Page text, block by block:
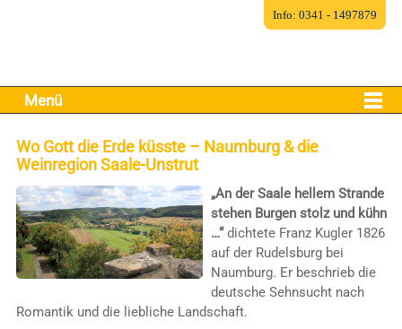
Menü
Wo Gott die Erde küsste – Naumburg & die
Weinregion Saale-Unstrut
„An der Saale hellem Strande
stehen Burgen stolz und kühn
…“dichtete Franz Kugler 1826
auf der Rudelsburg bei
Naumburg. Er beschrieb die
deutsche Sehnsucht nach
Romantik und die liebliche Landschaft.
Info: 0341 - 1497879